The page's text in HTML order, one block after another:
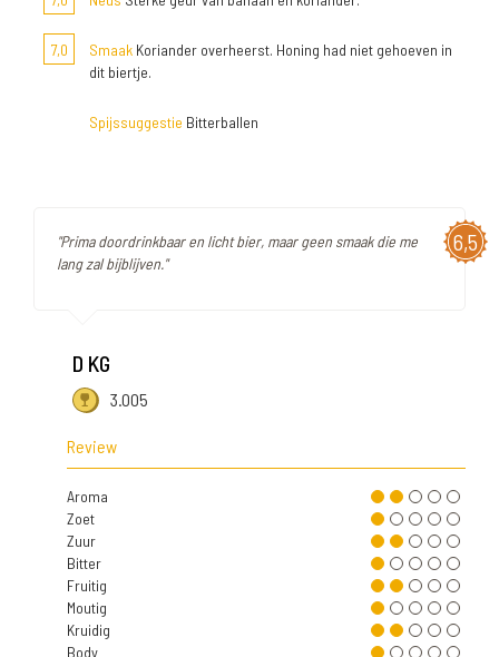
7,0 Smaak Koriander overheerst. Honing had niet gehoeven in
dit biertje.
Spijssuggestie Bitterballen
6,5
"Prima doordrinkbaar en licht bier, maar geen smaak die me
lang zal bijblijven."
D KG
3.005
Review
Aroma
Zoet
Zuur
Bitter
Fruitig
Moutig
Kruidig
Body